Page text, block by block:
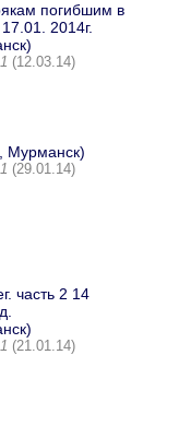
погибшим в
2014г.
(12.03.14)
Мурманск)
(29.01.14)
часть 2 14
(21.01.14)